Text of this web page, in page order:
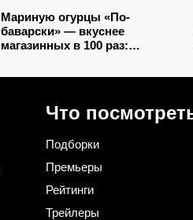
Мариную огурцы «По-
баварски» — вкуснее
магазинных в 100 раз:
Что
Подборки
Премьеры
Рейтинги
Трейлеры